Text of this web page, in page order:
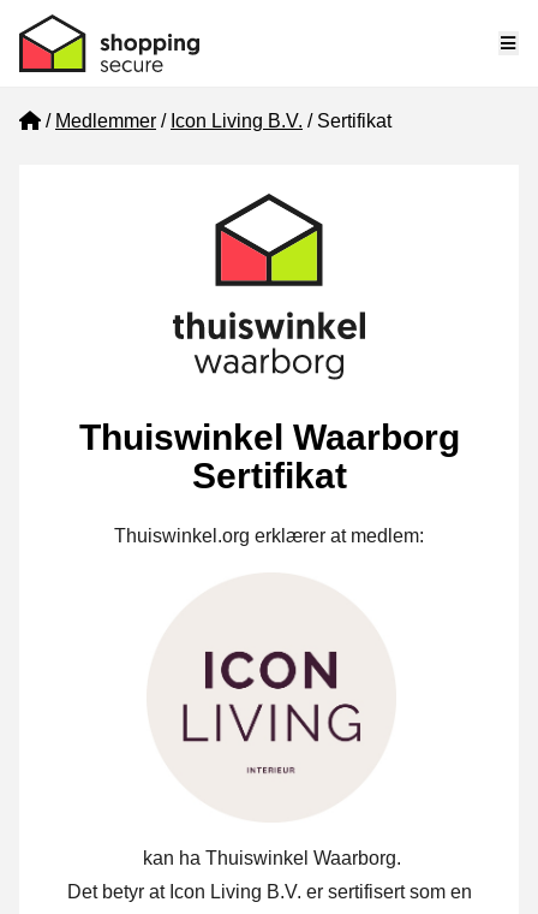
Home
Medlemmer Icon Living B.V. Sertifikat
Thuiswinkel Waarborg
Sertifikat
Thuiswinkel.org erklærer at medlem:
kan ha Thuiswinkel Waarborg.
Det betyr at Icon Living B.V. er sertifisert som en